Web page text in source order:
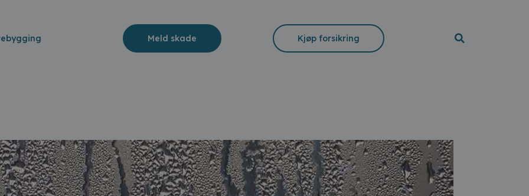
Meld skade Kjøp forsikring